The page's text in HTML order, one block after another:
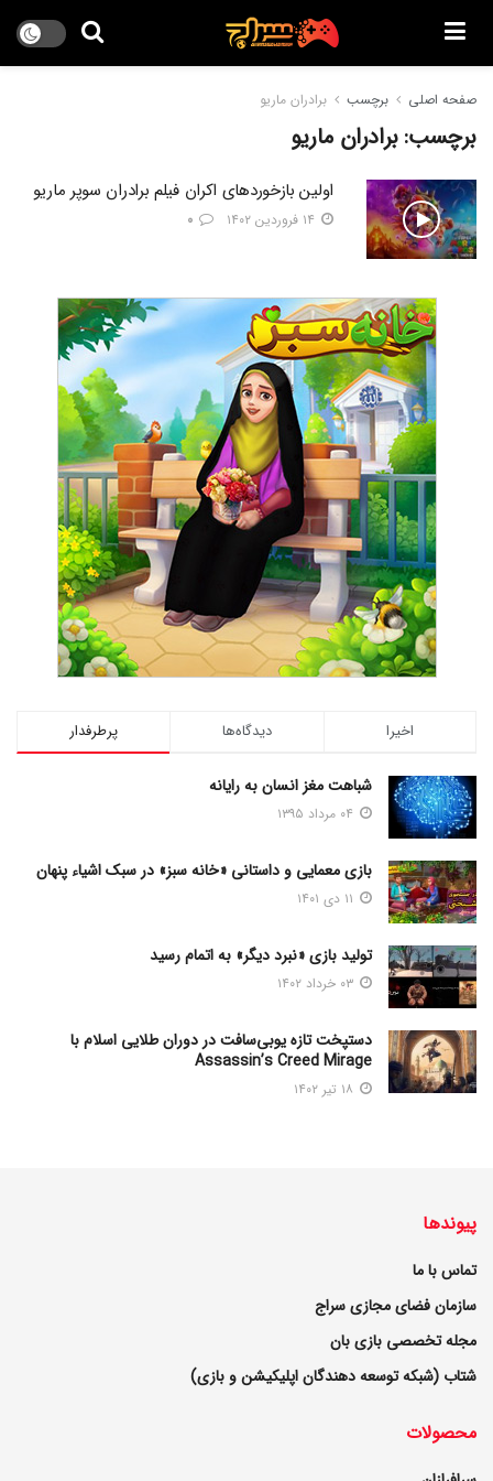
صفحه اصلی برچسب برادران ماریو
برچسب:برادران ماریو
اولین بازخوردهای اکران فیلم برادران سوپر ماریو
پرطرفدار دیدگاه‌ها اخیرا
شباهت مغز انسان به رایانه
بازی معمایی و داستانی «خانه سبز» در سبک اشیاء پنهان
تولید بازی «نبرد دیگر» به اتمام رسید
دستپخت تازه یوبی‌سافت در دوران طلایی اسلام با
Assassin’s Creed Mirage
پیوندها
تماس با ما
سازمان فضای مجازی سراج
مجله تخصصی بازی بان
شتاب (شبکه توسعه دهندگان اپلیکیشن و بازی)
محصولات